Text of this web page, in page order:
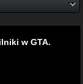
w GTA.